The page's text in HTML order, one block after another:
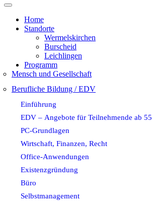
Home
Standorte
Wermelskirchen
Burscheid
Leichlingen
Programm
Mensch und Gesellschaft
Berufliche Bildung / EDV
Einführung
EDV – Angebote für Teilnehmende ab 55
PC-Grundlagen
Wirtschaft, Finanzen, Recht
Office-Anwendungen
Existenzgründung
Büro
Selbstmanagement